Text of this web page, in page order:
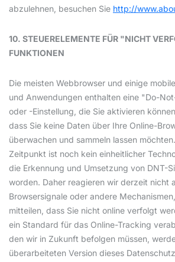
abzulehnen, besuchen Sie http://
10. STEUERELEMENTE FÜR "NICHT
FUNKTIONEN
Die meisten Webbrowser und einige
und Anwendungen enthalten eine "Do-
oder -Einstellung, die Sie aktivieren
dass Sie keine Daten über Ihre Online-
überwachen und sammeln lassen
Zeitpunkt ist noch kein einheitlicher
die Erkennung und Umsetzung von DNT-
worden. Daher reagieren wir derzeit nicht
Browsersignale oder andere
mitteilen, dass Sie nicht online verfolgt
ein Standard für das Online-Tracking
den wir in Zukunft befolgen müssen,
überarbeiteten Version dieses